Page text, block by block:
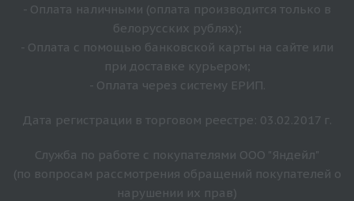
- Оплата наличными (оплата производится только в
белорусских рублях);
- Оплата с помощью банковской карты на сайте или
при доставке курьером;
- Оплата через систему ЕРИП.
Дата регистрации в торговом реестре: 03.02.2017 г.
Служба по работе с покупателями ООО "Яндейл"
(по вопросам рассмотрения обращений покупателей о
нарушении их прав)